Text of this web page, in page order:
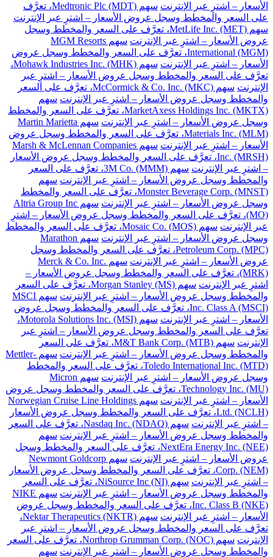
الأسعار – اشترِ عبر الإنترنت
سهم Medtronic Plc (MDT)، تعرَّف
على السعر والمخطط وسجل عروض الأسعار – اشترِ عبر الإنترنت
سهم MetLife Inc. (MET)، تعرَّف على السعر والمخطط وسجل
عروض الأسعار – اشترِ عبر الإنترنت
سهم MGM Resorts
International (MGM)، تعرَّف على السعر والمخطط وسجل عروض
الأسعار – اشترِ عبر الإنترنت
سهم Mohawk Industries Inc. (MHK)،
تعرَّف على السعر والمخطط وسجل عروض الأسعار – اشترِ عبر
الإنترنت
سهم McCormick & Co. Inc. (MKC)، تعرَّف على السعر
والمخطط وسجل عروض الأسعار – اشترِ عبر الإنترنت سهم
MarketAxess Holdings Inc. (MKTX)، تعرَّف على السعر والمخطط
وسجل عروض الأسعار – اشترِ عبر الإنترنت
سهم Martin Marietta
Materials Inc. (MLM)، تعرَّف على السعر والمخطط وسجل عروض
الأسعار – اشترِ عبر الإنترنت
سهم Marsh & McLennan Companies
Inc. (MRSH)، تعرَّف على السعر والمخطط وسجل عروض الأسعار
– اشترِ عبر الإنترنت
سهم 3M Co. (MMM)، تعرَّف على السعر
والمخطط وسجل عروض الأسعار – اشترِ عبر الإنترنت سهم
Monster Beverage Corp. (MNST)، تعرَّف على السعر والمخطط
وسجل عروض الأسعار – اشترِ عبر الإنترنت
سهم Altria Group Inc
(MO)، تعرَّف على السعر والمخطط وسجل عروض الأسعار – اشترِ
عبر الإنترنت
سهم Mosaic Co. (MOS)، تعرَّف على السعر والمخطط
وسجل عروض الأسعار – اشترِ عبر الإنترنت
سهم Marathon
Petroleum Corp. (MPC)، تعرَّف على السعر والمخطط وسجل
عروض الأسعار – اشترِ عبر الإنترنت
سهم Merck & Co. Inc.
(MRK)، تعرَّف على السعر والمخطط وسجل عروض الأسعار –
اشترِ عبر الإنترنت
سهم Morgan Stanley (MS)، تعرَّف على السعر
والمخطط وسجل عروض الأسعار – اشترِ عبر الإنترنت
سهم MSCI
Inc. Class A (MSCI)، تعرَّف على السعر والمخطط وسجل عروض
الأسعار – اشترِ عبر الإنترنت
سهم Motorola Solutions Inc. (MSI)،
تعرَّف على السعر والمخطط وسجل عروض الأسعار – اشترِ عبر
الإنترنت
سهم M&T Bank Corp. (MTB)، تعرَّف على السعر
والمخطط وسجل عروض الأسعار – اشترِ عبر الإنترنت
سهم Mettler-
Toledo International Inc. (MTD)، تعرَّف على السعر والمخطط
وسجل عروض الأسعار – اشترِ عبر الإنترنت
سهم Micron
Technology Inc. (MU)، تعرَّف على السعر والمخطط وسجل عروض
الأسعار – اشترِ عبر الإنترنت
سهم Norwegian Cruise Line Holdings
Ltd. (NCLH)، تعرَّف على السعر والمخطط وسجل عروض الأسعار
– اشترِ عبر الإنترنت
سهم Nasdaq Inc. (NDAQ)، تعرَّف على السعر
والمخطط وسجل عروض الأسعار – اشترِ عبر الإنترنت سهم
NextEra Energy Inc. (NEE)، تعرَّف على السعر والمخطط وسجل
عروض الأسعار – اشترِ عبر الإنترنت
سهم Newmont Goldcorp
Corp. (NEM)، تعرَّف على السعر والمخطط وسجل عروض الأسعار
– اشترِ عبر الإنترنت
سهم NiSource Inc (NI)، تعرَّف على السعر
والمخطط وسجل عروض الأسعار – اشترِ عبر الإنترنت
سهم NIKE
Inc. Class B (NKE)، تعرَّف على السعر والمخطط وسجل عروض
الأسعار – اشترِ عبر الإنترنت
سهم Nektar Therapeutics (NKTR)،
تعرَّف على السعر والمخطط وسجل عروض الأسعار – اشترِ عبر
الإنترنت
سهم Northrop Grumman Corp. (NOC)، تعرَّف على السعر
والمخطط وسجل عروض الأسعار – اشترِ عبر الإنترنت سهم